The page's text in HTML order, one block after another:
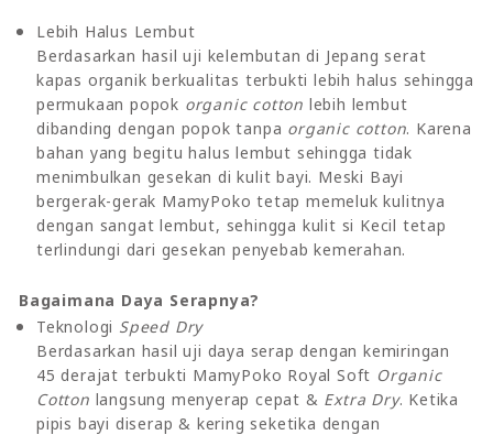
Lebih Halus Lembut
Berdasarkan hasil uji kelembutan di Jepang serat
kapas organik berkualitas terbukti lebih halus sehingga
permukaan popok organic cotton lebih lembut
dibanding dengan popok tanpa organic cotton. Karena
bahan yang begitu halus lembut sehingga tidak
menimbulkan gesekan di kulit bayi. Meski Bayi
bergerak-gerak MamyPoko tetap memeluk kulitnya
dengan sangat lembut, sehingga kulit si Kecil tetap
terlindungi dari gesekan penyebab kemerahan.
Bagaimana Daya Serapnya?
Teknologi Speed Dry
Berdasarkan hasil uji daya serap dengan kemiringan
45 derajat terbukti MamyPoko Royal Soft Organic
Cotton langsung menyerap cepat & Extra Dry. Ketika
pipis bayi diserap & kering seketika dengan